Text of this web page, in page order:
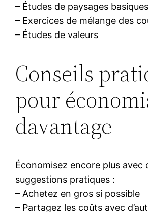
– Études de paysages basiques
– Exercices de mélange des
– Études de valeurs
Conseils
pour
davantage
Économisez encore plus avec
suggestions pratiques :
– Achetez en gros si possible
– Partagez les coûts avec